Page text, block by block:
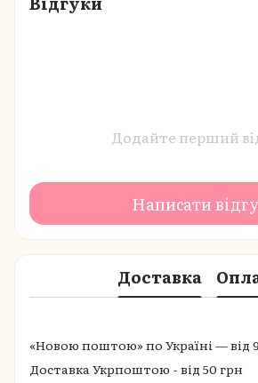
Додайте перший
Написати
Доставка
«Новою поштою» по Україні — від
Доставка Укрпоштою - від 50 грн